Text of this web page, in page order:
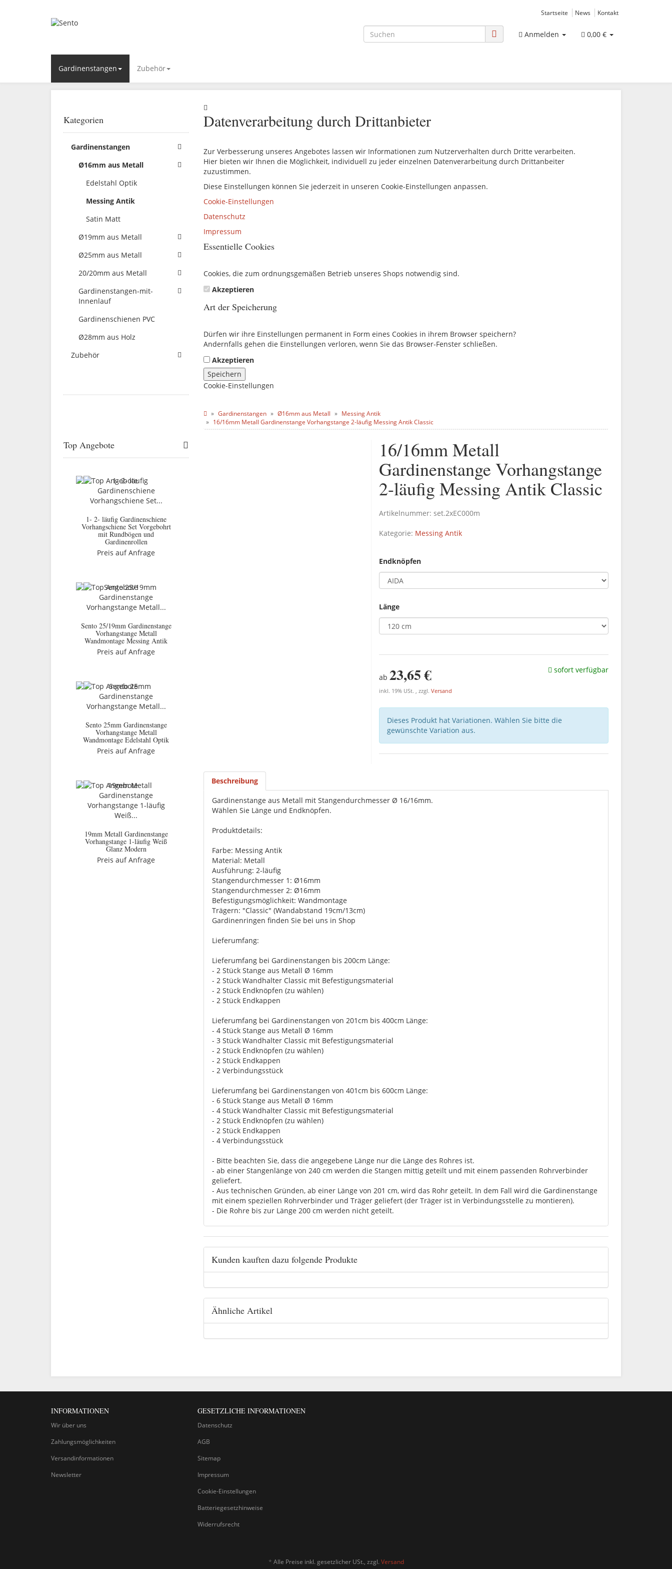
Startseite News Kontakt
Anmelden 0,00 €
Gardinenstangen Zubehör
Datenverarbeitung durch Drittanbieter
Zur Verbesserung unseres Angebotes lassen wir Informationen zum Nutzerverhalten durch Dritte verarbeiten.
Hier bieten wir Ihnen die Möglichkeit, individuell zu jeder einzelnen Datenverarbeitung durch Drittanbeiter
zuzustimmen.
Diese Einstellungen können Sie jederzeit in unseren Cookie-Einstellungen anpassen.
Cookie-Einstellungen
Datenschutz
Impressum
Essentielle Cookies
Cookies, die zum ordnungsgemäßen Betrieb unseres Shops notwendig sind.
Akzeptieren
Art der Speicherung
Dürfen wir ihre Einstellungen permanent in Form eines Cookies in ihrem Browser speichern?
Andernfalls gehen die Einstellungen verloren, wenn Sie das Browser-Fenster schließen.
Akzeptieren
Speichern
Cookie-Einstellungen
Gardinenstangen Ø16mm aus Metall
Messing Antik
16/16mm Metall Gardinenstange Vorhangstange 2-läufig Messing Antik Classic
16/16mm Metall
Gardinenstange Vorhangstange
2-läufig Messing Antik Classic
Artikelnummer: set.2xEC000m
Kategorie: Messing Antik
Endknöpfen
Länge
ab 23,65 €
inkl. 19% USt. , zzgl. Versand
sofort verfügbar
Dieses Produkt hat Variationen. Wählen Sie bitte die
gewünschte Variation aus.
Beschreibung
Gardinenstange aus Metall mit Stangendurchmesser Ø 16/16mm.
Wählen Sie Länge und Endknöpfen.
Produktdetails:
Farbe: Messing Antik
Material: Metall
Ausführung: 2-läufig
Stangendurchmesser 1: Ø16mm
Stangendurchmesser 2: Ø16mm
Befestigungsmöglichkeit: Wandmontage
Trägern: "Classic" (Wandabstand 19cm/13cm)
Gardinenringen finden Sie bei uns in Shop
Lieferumfang:
Lieferumfang bei Gardinenstangen bis 200cm Länge:
- 2 Stück Stange aus Metall Ø 16mm
- 2 Stück Wandhalter Classic mit Befestigungsmaterial
- 2 Stück Endknöpfen (zu wählen)
- 2 Stück Endkappen
Lieferumfang bei Gardinenstangen von 201cm bis 400cm Länge:
- 4 Stück Stange aus Metall Ø 16mm
- 3 Stück Wandhalter Classic mit Befestigungsmaterial
- 2 Stück Endknöpfen (zu wählen)
- 2 Stück Endkappen
- 2 Verbindungsstück
Lieferumfang bei Gardinenstangen von 401cm bis 600cm Länge:
- 6 Stück Stange aus Metall Ø 16mm
- 4 Stück Wandhalter Classic mit Befestigungsmaterial
- 2 Stück Endknöpfen (zu wählen)
- 2 Stück Endkappen
- 4 Verbindungsstück
- Bitte beachten Sie, dass die angegebene Länge nur die Länge des Rohres ist.
- ab einer Stangenlänge von 240 cm werden die Stangen mittig geteilt und mit einem passenden Rohrverbinder
geliefert.
- Aus technischen Gründen, ab einer Länge von 201 cm, wird das Rohr geteilt. In dem Fall wird die Gardinenstange
mit einem speziellen Rohrverbinder und Träger geliefert (der Träger ist in Verbindungsstelle zu montieren).
- Die Rohre bis zur Länge 200 cm werden nicht geteilt.
Kunden kauften dazu folgende Produkte
Ähnliche Artikel
Kategorien
Gardinenstangen
Ø16mm aus Metall
Edelstahl Optik
Messing Antik
Satin Matt
Ø19mm aus Metall
Ø25mm aus Metall
20/20mm aus Metall
Gardinenstangen-mit-
Innenlauf
Gardinenschienen PVC
Ø28mm aus Holz
Zubehör
Top Angebote
1- 2- läufig Gardinenschiene
Vorhangschiene Set Vorgebohrt
mit Rundbögen und
Gardinenrollen
Preis auf Anfrage
Sento 25/19mm Gardinenstange
Vorhangstange Metall
Wandmontage Messing Antik
Preis auf Anfrage
Sento 25mm Gardinenstange
Vorhangstange Metall
Wandmontage Edelstahl Optik
Preis auf Anfrage
19mm Metall Gardinenstange
Vorhangstange 1-läufig Weiß
Glanz Modern
Preis auf Anfrage
INFORMATIONEN
Wir über uns
Zahlungsmöglichkeiten
Versandinformationen
Newsletter
GESETZLICHE INFORMATIONEN
Datenschutz
AGB
Sitemap
Impressum
Cookie-Einstellungen
Batteriegesetzhinweise
Widerrufsrecht
* Alle Preise inkl. gesetzlicher USt., zzgl. Versand